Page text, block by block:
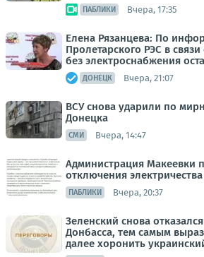
ПАБЛИКИ Вчера, 17:35
Елена Рязанцева: По
Пролетарского РЭС в
без электроснабжения
ДОНЕЦК Вчера, 21:07
ВСУ снова ударили по
Донецка
СМИ Вчера, 14:47
Администрация Макеевки
отключения
ПАБЛИКИ Вчера, 20:37
Зеленский снова
Донбасса, тем самым
далее хоронить